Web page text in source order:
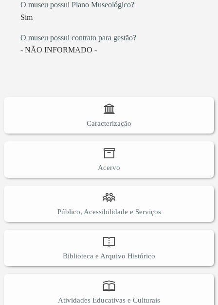
O museu possui Plano Museológico?
Sim
O museu possui contrato para gestão?
- NÃO INFORMADO -
Caracterização
Acervo
Público, Acessibilidade e Serviços
Biblioteca e Arquivo Histórico
Atividades Educativas e Culturais